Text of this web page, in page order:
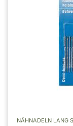
NÄHNADELN LANG